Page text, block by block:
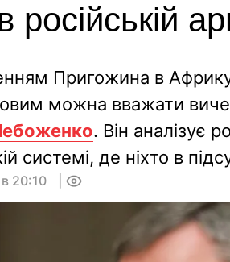
російській
Пригожина в Африку
можна вважати
. Він аналізує
системі, де ніхто в
20:10